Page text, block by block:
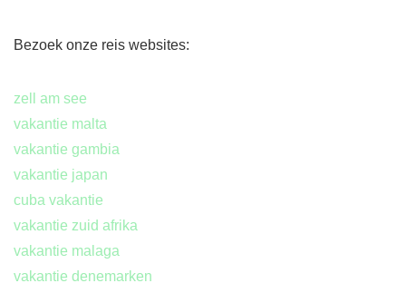
Bezoek onze reis websites:
zell am see
vakantie malta
vakantie gambia
vakantie japan
cuba vakantie
vakantie zuid afrika
vakantie malaga
vakantie denemarken